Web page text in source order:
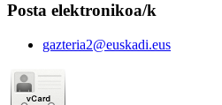
Posta elektronikoa/k
gazteria2@euskadi.eus